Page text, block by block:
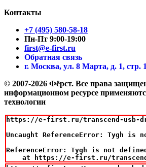
Контакты
+7 (495) 580-58-18
Пн-Пт 9:00-19:00
first@e-first.ru
Обратная связь
г. Москва, ул. 8 Марта, д. 1, стр.
© 2007-2026 Фёрст. Все права
информационном ресурсе
технологии
https://e-first.ru/transcend-usb-
Uncaught ReferenceError: Tygh is
ReferenceError: Tygh is not defined
at https://e-first.ru/